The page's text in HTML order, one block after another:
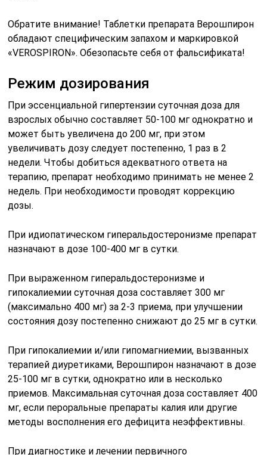
Обратите внимание! Таблетки препарата Верошпирон
обладают специфическим запахом и маркировкой
«VEROSPIRON». Обезопасьте себя от фальсификата!
Режим дозирования
При эссенциальной гипертензии суточная доза для
взрослых обычно составляет 50-100 мг однократно и
может быть увеличена до 200 мг, при этом
увеличивать дозу следует постепенно, 1 раз в 2
недели. Чтобы добиться адекватного ответа на
терапию, препарат необходимо принимать не менее 2
недель. При необходимости проводят коррекцию
дозы.
При идиопатическом гиперальдостеронизме препарат
назначают в дозе 100-400 мг в сутки.
При выраженном гиперальдостеронизме и
гипокалиемии суточная доза составляет 300 мг
(максимально 400 мг) за 2-3 приема, при улучшении
состояния дозу постепенно снижают до 25 мг в сутки.
При гипокалиемии и/или гипомагниемии, вызванных
терапией диуретиками, Верошпирон назначают в дозе
25-100 мг в сутки, однократно или в несколько
приемов. Максимальная суточная доза составляет 400
мг, если пероральные препараты калия или другие
методы восполнения его дефицита неэффективны.
При диагностике и лечении первичного